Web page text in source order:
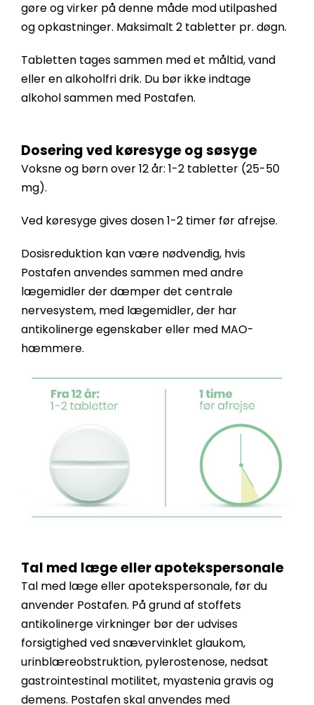
gøre og virker på denne måde mod utilpashed
og opkastninger. Maksimalt 2 tabletter pr. døgn.
Tabletten tages sammen med et måltid, vand
eller en alkoholfri drik. Du bør ikke indtage
alkohol sammen med Postafen.
Dosering ved køresyge og søsyge
Voksne og børn over 12 år: 1-2 tabletter (25-50
mg).
Ved køresyge gives dosen 1-2 timer før afrejse.
Dosisreduktion kan være nødvendig, hvis
Postafen anvendes sammen med andre
lægemidler der dæmper det centrale
nervesystem, med lægemidler, der har
antikolinerge egenskaber eller med MAO-
hæmmere.
Tal med læge eller apotekspersonale
Tal med læge eller apotekspersonale, før du
anvender Postafen. På grund af stoffets
antikolinerge virkninger bør der udvises
forsigtighed ved snævervinklet glaukom,
urinblæreobstruktion, pylerostenose, nedsat
gastrointestinal motilitet, myastenia gravis og
demens. Postafen skal anvendes med